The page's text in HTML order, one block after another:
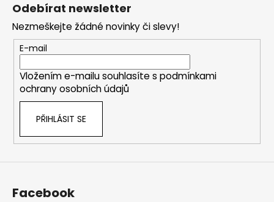
a
c
í
p
r
ý
p
Odebírat newsletter
Nezmeškejte žádné novinky či slevy!
E-mail
Vložením e-mailu souhlasíte s podmínkami
ochrany osobních údajů
PŘIHLÁSIT SE
Facebook